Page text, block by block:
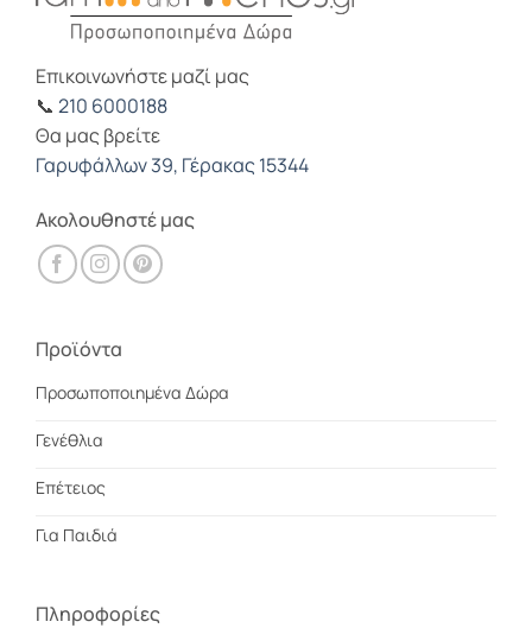
Επικοινωνήστε μαζί μας
📞 210 6000188
Θα μας βρείτε
Γαρυφάλλων 39, Γέρακας 15344
Ακολουθηστέ μας
Προϊόντα
Προσωποποιημένα Δώρα
Γενέθλια
Επέτειος
Για Παιδιά
Πληροφορίες